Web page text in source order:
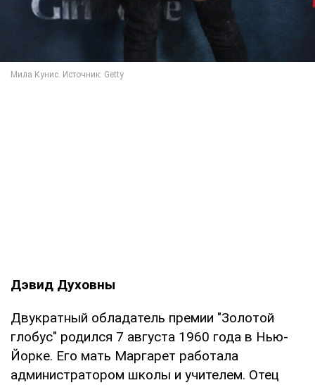
Дэвид Духовны
Двукратный обладатель премии "Золотой
глобус" родился 7 августа 1960 года в Нью-
Йорке. Его мать Маргарет работала
администратором школы и учителем. Отец